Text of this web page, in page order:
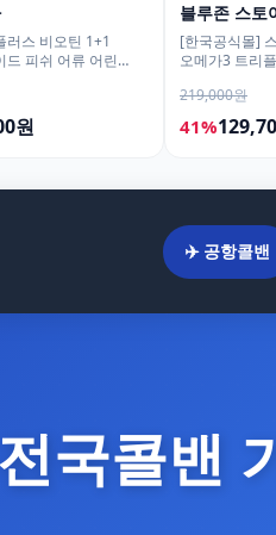
러스 비오틴 1+1
드 피쉬 어류 어린
원
블루존 스토
[한국공식몰]
오메가3 트리
219,000원
41%
✈️ 공항콜밴
국콜밴